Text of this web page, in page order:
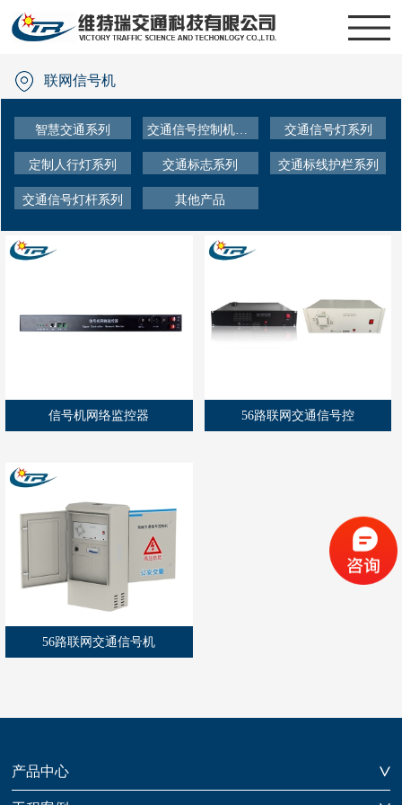
联网信号机
智慧交通系列 交通信号控制机系列 交通信号灯系列
定制人行灯系列 交通标志系列 交通标线护栏系列
交通信号灯杆系列 其他产品
信号机网络监控器 56路联网交通信号控
56路联网交通信号机
产品中心